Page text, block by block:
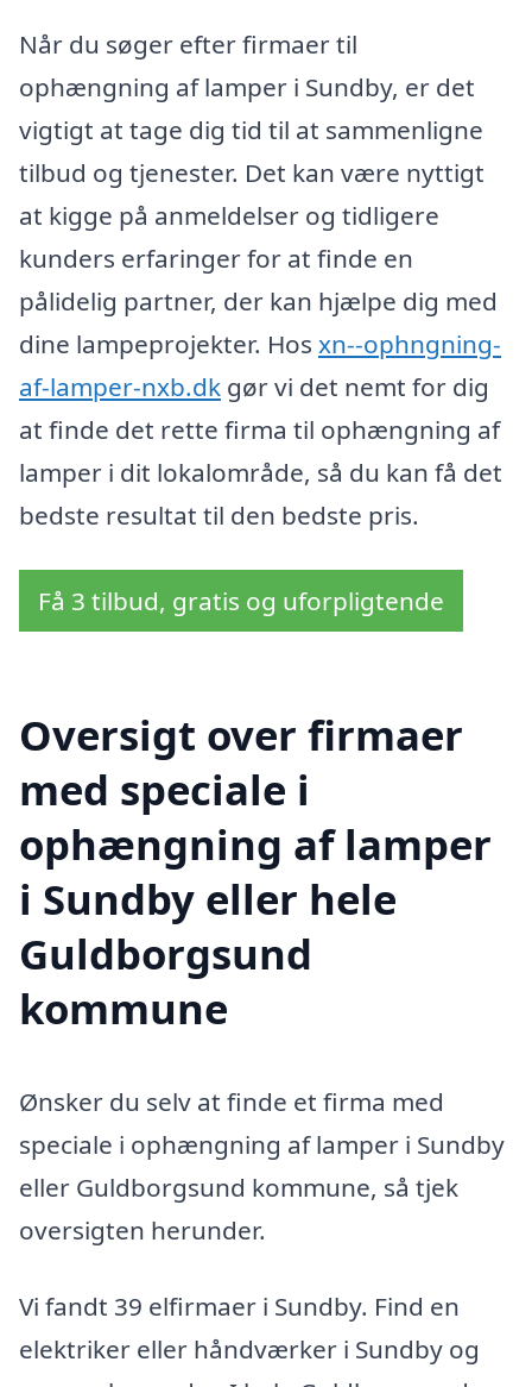
Når du søger efter firmaer til
ophængning af lamper i Sundby, er det
vigtigt at tage dig tid til at sammenligne
tilbud og tjenester. Det kan være nyttigt
at kigge på anmeldelser og tidligere
kunders erfaringer for at finde en
pålidelig partner, der kan hjælpe dig med
dine lampeprojekter. Hos xn--ophngning-
af-lamper-nxb.dk gør vi det nemt for dig
at finde det rette firma til ophængning af
lamper i dit lokalområde, så du kan få det
bedste resultat til den bedste pris.
Få 3 tilbud, gratis og uforpligtende
Oversigt over firmaer
med speciale i
ophængning af lamper
i Sundby eller hele
Guldborgsund
kommune
Ønsker du selv at finde et firma med
speciale i ophængning af lamper i Sundby
eller Guldborgsund kommune, så tjek
oversigten herunder.
Vi fandt 39 elfirmaer i Sundby. Find en
elektriker eller håndværker i Sundby og